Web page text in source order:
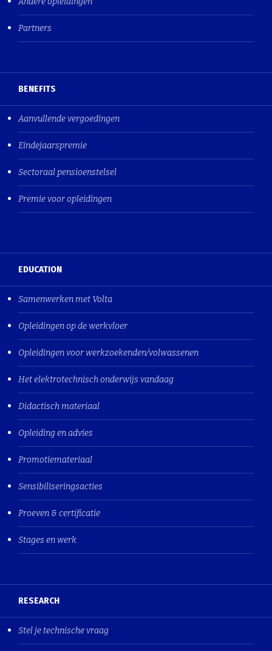
Partners
BENEFITS
Aanvullende vergoedingen
Eindejaarspremie
Sectoraal pensioenstelsel
Premie voor opleidingen
EDUCATION
Samenwerken met Volta
Opleidingen op de werkvloer
Opleidingen voor werkzoekenden/volwassenen
Het elektrotechnisch onderwijs vandaag
Didactisch materiaal
Opleiding en advies
Promotiemateriaal
Sensibiliseringsacties
Proeven & certificatie
Stages en werk
RESEARCH
Stel je technische vraag